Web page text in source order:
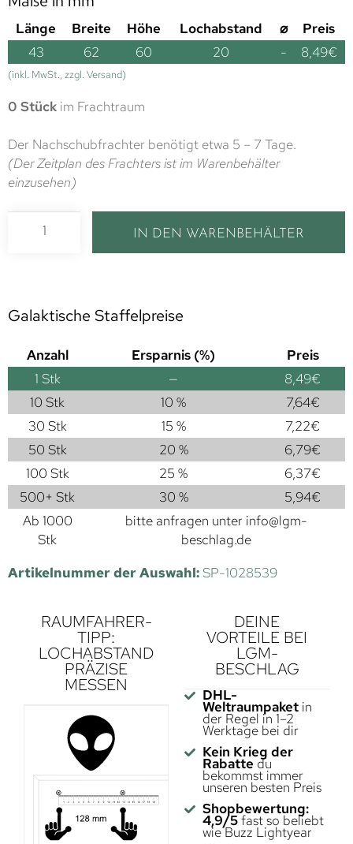
Länge Breite Höhe Lochabstand ⌀
Preis
43
62 60 20 - 8,49€
(inkl. MwSt., zzgl. Versand)
0 Stück im Frachtraum
Der Nachschubfrachter benötigt etwa 5 – 7 Tage.
(Der Zeitplan des Frachters ist im Warenbehälter
einzusehen)
IN DEN WARENBEHÄLTER
Galaktische Staffelpreise
Anzahl Ersparnis (%)
Preis
1 Stk — 8,49€
10 Stk
10 % 7,64€
30 Stk
15 % 7,22€
50 Stk
20 % 6,79€
100 Stk
25 % 6,37€
500+ Stk
30 % 5,94€
Ab 1000
Stk
bitte anfragen unter info@lgm-
beschlag.de
Artikelnummer der Auswahl:SP-1028539
RAUMFAHRER-
TIPP:
LOCHABSTAND
PRÄZISE
MESSEN
DEINE
VORTEILE BEI
LGM-
BESCHLAG
DHL-
Weltraumpaketin
der Regel in 1–2
Werktage bei dir
Kein Krieg der
Rabatte du
bekommst immer
unseren besten Preis
Shopbewertung:
4,9/5fast so beliebt
wie Buzz Lightyear